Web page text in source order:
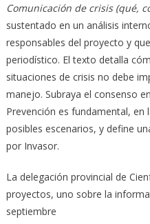
Comunicación de crisis (qué,
sustentado en un análisis
responsables del proyecto y
periodístico. El texto detalla
situaciones de crisis no debe
manejo. Subraya el consenso
Prevención es fundamental, en
posibles escenarios, y define
por Invasor.
La delegación provincial de
proyectos, uno sobre la
septiembre